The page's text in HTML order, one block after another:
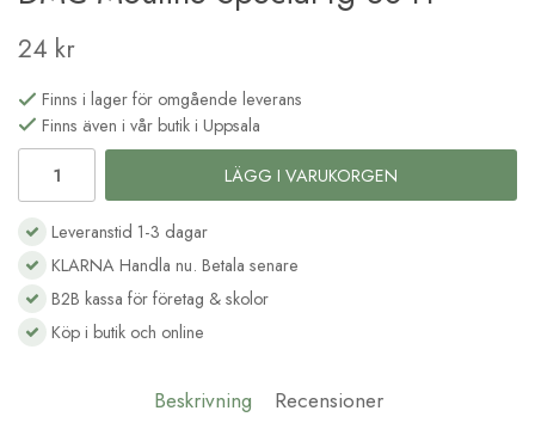
24 kr
Finns i lager för omgående leverans
Finns även i vår butik i Uppsala
LÄGG I VARUKORGEN
Leveranstid 1-3 dagar
KLARNA Handla nu. Betala senare
B2B kassa för företag & skolor
Köp i butik och online
Beskrivning Recensioner